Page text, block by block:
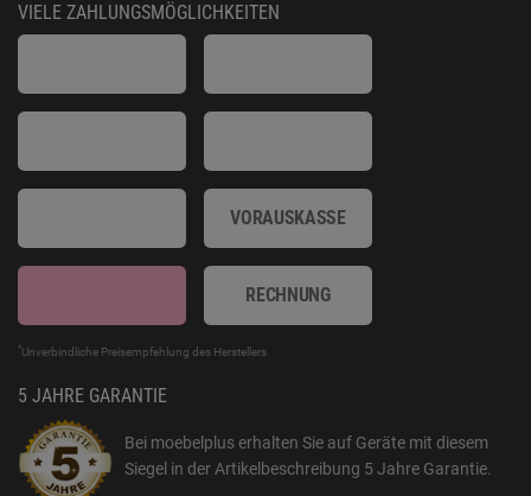
VIELE ZAHLUNGSMÖGLICHKEITEN
VORAUSKASSE
RECHNUNG
*Unverbindliche Preisempfehlung des Herstellers
5 JAHRE GARANTIE
Bei moebelplus erhalten Sie auf Geräte mit diesem
Siegel in der Artikelbeschreibung 5 Jahre Garantie.